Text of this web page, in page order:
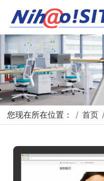
您现在所在位置： 首页